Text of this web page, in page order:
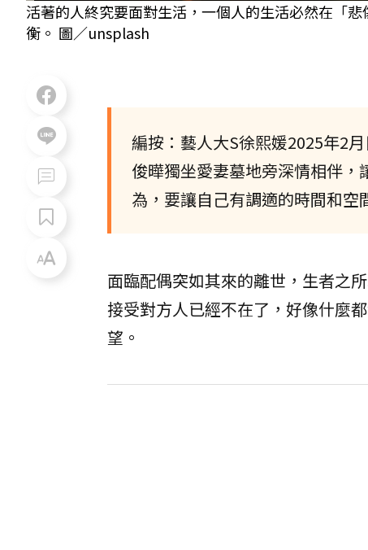
活著的人終究要面對生活，一個人的生活必然在「
衡。 圖／unsplash
編按：藝人大S徐熙媛2025年2
俊曄獨坐愛妻墓地旁深情相伴，
為，要讓自己有調適的時間和空
面臨配偶突如其來的離世，生者之
接受對方人已經不在了，好像什麼
望。